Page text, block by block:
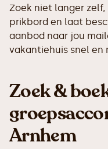
Zoek niet langer
prikbord en laat
aanbod naar jou
vakantiehuis snel en
Zoek &
Arnhem